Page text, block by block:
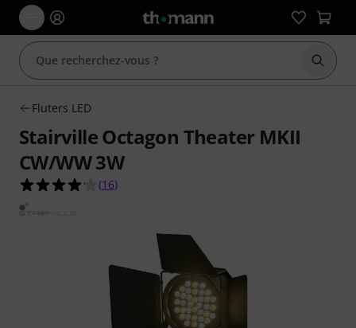
Fluters LED
Stairville Octagon Theater MKII
CW/WW 3W
4.1 étoiles sur 5 d'après 16 évaluations clients
(16)